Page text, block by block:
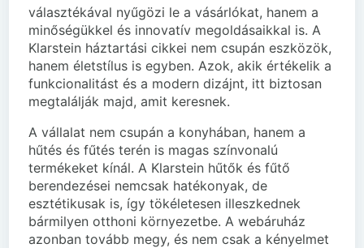
választékával nyűgözi le a vásárlókat, hanem a
minőségükkel és innovatív megoldásaikkal is. A
Klarstein háztartási cikkei nem csupán eszközök,
hanem életstílus is egyben. Azok, akik értékelik a
funkcionalitást és a modern dizájnt, itt biztosan
megtalálják majd, amit keresnek.
A vállalat nem csupán a konyhában, hanem a
hűtés és fűtés terén is magas színvonalú
termékeket kínál. A Klarstein hűtők és fűtő
berendezései nemcsak hatékonyak, de
esztétikusak is, így tökéletesen illeszkednek
bármilyen otthoni környezetbe. A webáruház
azonban tovább megy, és nem csak a kényelmet